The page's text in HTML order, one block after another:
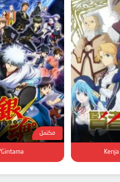
مكتمل
Gintama°